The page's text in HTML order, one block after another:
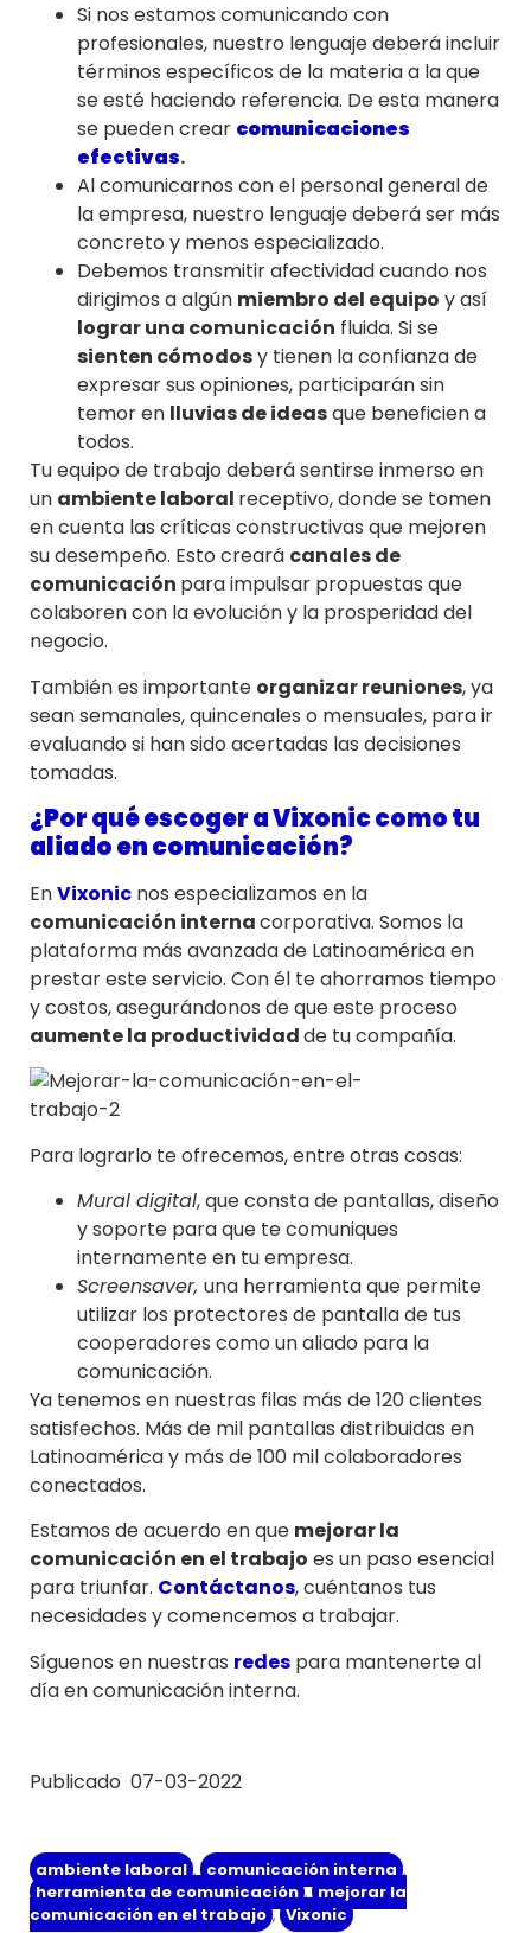
Si nos estamos comunicando con
profesionales, nuestro lenguaje deberá incluir
términos específicos de la materia a la que
se esté haciendo referencia. De esta manera
se pueden crear comunicaciones
efectivas.
Al comunicarnos con el personal general de
la empresa, nuestro lenguaje deberá ser más
concreto y menos especializado.
Debemos transmitir afectividad cuando nos
dirigimos a algún miembro del equipo y así
lograr una comunicación fluida. Si se
sienten cómodosy tienen la confianza de
expresar sus opiniones, participarán sin
temor en lluvias de ideasque beneficien a
todos.
Tu equipo de trabajo deberá sentirse inmerso en
un ambiente laboral receptivo, donde se tomen
en cuenta las críticas constructivas que mejoren
su desempeño. Esto creará canales de
comunicación para impulsar propuestas que
colaboren con la evolución y la prosperidad del
negocio.
También es importante organizar reuniones, ya
sean semanales, quincenales o mensuales, para ir
evaluando si han sido acertadas las decisiones
tomadas.
¿Por qué escoger a Vixonic como tu
aliado en comunicación?
EnVixonic nos especializamos en la
comunicación internacorporativa. Somos la
plataforma más avanzada de Latinoamérica en
prestar este servicio. Con él te ahorramos tiempo
y costos, asegurándonos de que este proceso
aumente la productividadde tu compañía.
Para lograrlo te ofrecemos, entre otras cosas:
Mural digital, que consta de pantallas, diseño
y soporte para que te comuniques
internamente en tu empresa.
Screensaver, una herramienta que permite
utilizar los protectores de pantalla de tus
cooperadores como un aliado para la
comunicación.
Ya tenemos en nuestras filas más de 120 clientes
satisfechos. Más de mil pantallas distribuidas en
Latinoamérica y más de 100 mil colaboradores
conectados.
Estamos de acuerdo en que mejorar la
comunicación en el trabajo es un paso esencial
para triunfar. Contáctanos, cuéntanos tus
necesidades y comencemos a trabajar.
Síguenos en nuestras redes para mantenerte al
día en comunicación interna.
Publicado 07-03-2022
ambiente laboral , comunicación interna ,
herramienta de comunicación , mejorar la
comunicación en el trabajo , Vixonic